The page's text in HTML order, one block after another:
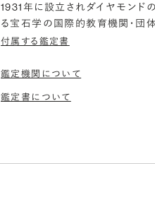
1931年に設立されダイヤモンド
る宝石学の国際的教育機関・団体
付属する鑑定書
鑑定機関について
鑑定書について